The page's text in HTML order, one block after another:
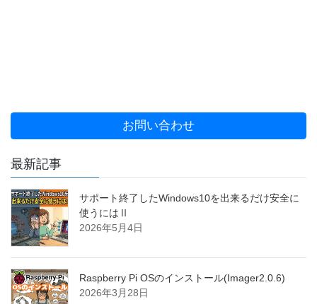
お問い合わせ
最新記事
サポート終了したWindows10を出来るだけ安全に
使うにはⅡ
2026年5月4日
Raspberry Pi OSのインストール(Imager2.0.6)
2026年3月28日